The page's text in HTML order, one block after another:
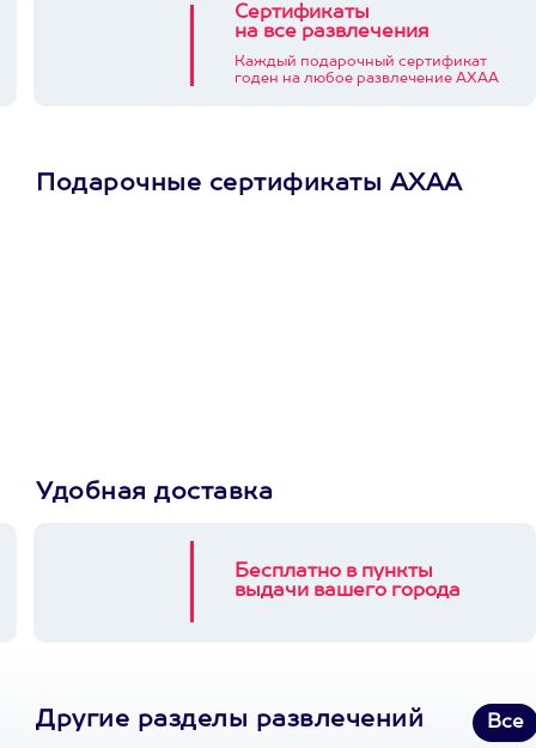
Сертификаты
на все развлечения
Каждый подарочный сертификат
годен на любое развлечение АХАА
Подарочные сертификаты АХАА
Удобная доставка
Бесплатно в пункты
выдачи вашего города
Другие разделы развлечений Все